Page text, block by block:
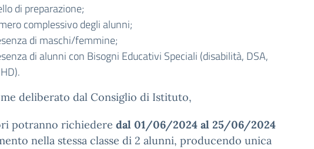
di preparazione;
complessivo degli alunni;
di maschi/femmine;
di alunni con Bisogni Educativi Speciali (disabilità, DSA,
deliberato dal Consiglio di Istituto,
potranno richiedere dal 01/06/2024 al 25/06/2024
nella stessa classe di 2 alunni, producendo unica